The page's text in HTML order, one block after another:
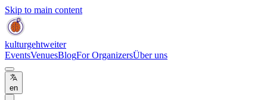
Skip to main content
kulturgehtweiter
EventsVenuesBlogFor OrganizersÜber uns
en